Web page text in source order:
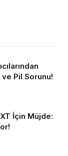
ve Pil Sorunu!
İçin Müjde: